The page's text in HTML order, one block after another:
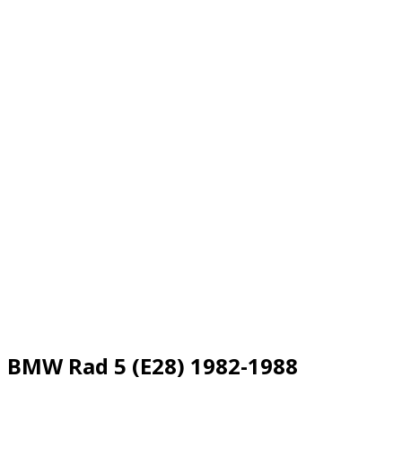
BMW Rad 5 (E28) 1982-1988